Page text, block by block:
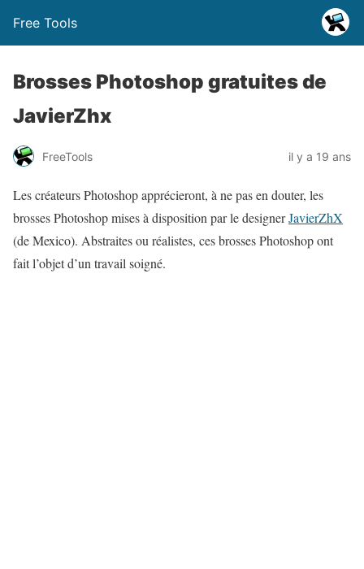
Free Tools
Brosses Photoshop gratuites de
JavierZhx
FreeTools il y a 19 ans
Les créateurs Photoshop apprécieront, à ne pas en douter, les
brosses Photoshop mises à disposition par le designerJavierZhX
(de Mexico). Abstraites ou réalistes, ces brosses Photoshop ont
fait l’objet d’un travail soigné.